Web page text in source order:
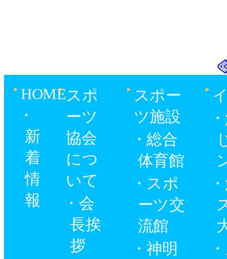
HOME
新
着
情
報
スポ
ーツ
協会
につ
いて
会
長挨
拶
スポー
ツ施設
総合
体育館
スポ
ーツ交
流館
神明